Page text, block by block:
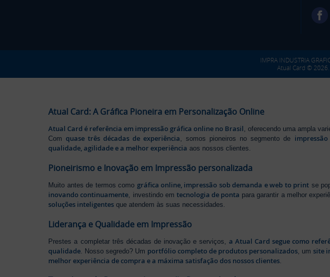
IMPRA INDUSTRIA
Atual Card ©
Atual Card: A Gráfica Pioneira em Personalização Online
Atual Card é referência em impressão gráfica online no Brasil, oferecendo uma ampla
Comquase três décadas de experiência, somos pioneiros no segmento de
qualidade, agilidade e a melhor experiência aos nossos clientes.
Pioneirismo e Inovação em Impressão personalizada
Muito antes de termos como gráfica online, impressão sob demanda e web to print se
inovando continuamente , investindo em tecnologia de ponta para garantir a melhor
soluções inteligentes que atendem às suas necessidades.
Liderança e Qualidade em Impressão
Prestes a completar três décadas de inovação e serviços,a Atual Card segue como
qualidade . Nosso segredo? Um portfólio completo de produtos personalizados , um site
melhor experiência de compra e a máxima satisfação dos nossos clientes